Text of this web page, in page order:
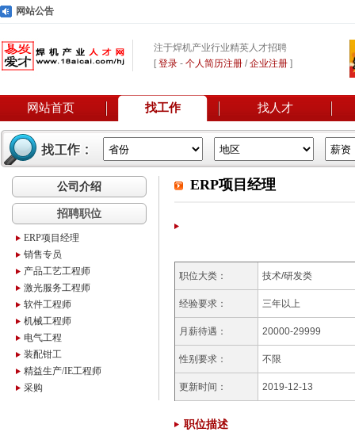
网站公告
注于焊机产业行业精英人才招聘
[登录 - 个人简历注册 /企业注册 ]
网站首页 找工作 找人才
公司介绍
招聘职位
ERP项目经理
销售专员
产品工艺工程师
激光服务工程师
软件工程师
机械工程师
电气工程
装配钳工
精益生产/IE工程师
采购
ERP项目经理
职位大类： 技术/研发类
经验要求： 三年以上
月薪待遇： 20000-29999
性别要求： 不限
更新时间： 2019-12-13
职位描述